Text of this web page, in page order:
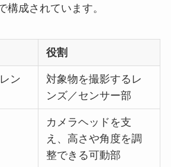
構成されています。
役割
ン
対象物を撮影するレ
ンズ／センサー部
カメラヘッドを支
え、高さや角度を調
整できる可動部